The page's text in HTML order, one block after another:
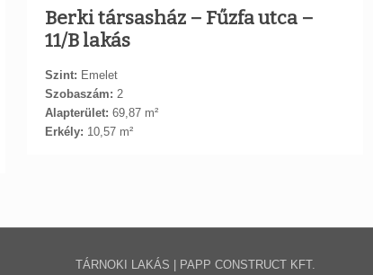
Berki társasház – Fűzfa utca –
11/B lakás
Szint: Emelet
Szobaszám: 2
Alapterület: 69,87 m²
Erkély: 10,57 m²
TÁRNOKI LAKÁS | PAPP CONSTRUCT KFT.